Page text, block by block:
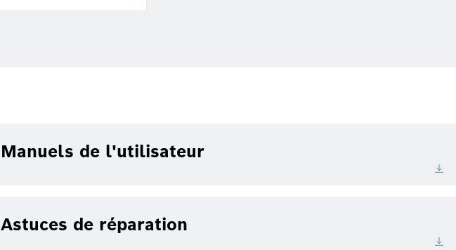
Manuels de l'utilisateur
Astuces de réparation